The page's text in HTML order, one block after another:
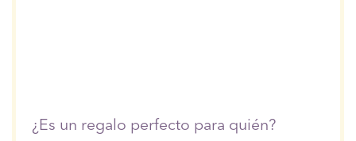
¿Es un regalo perfecto para quién?